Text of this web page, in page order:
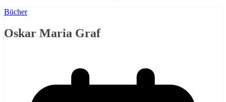
Bücher
Oskar Maria Graf